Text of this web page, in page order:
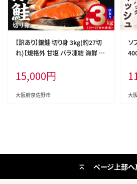
【訳あり】銀鮭 切り身 3kg(約27切
れ)【規格外 甘塩 バラ凍結 海鮮 魚
ず 簡単調理 家計応援】 G4148
15,000円
大阪府泉佐野市
ソ
用
大
ページ上部へ